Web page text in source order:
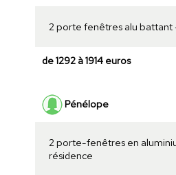
2 porte fenêtres alu
de 1292 à 1914 euros
Pénélope
2 porte-fenêtres en
résidence